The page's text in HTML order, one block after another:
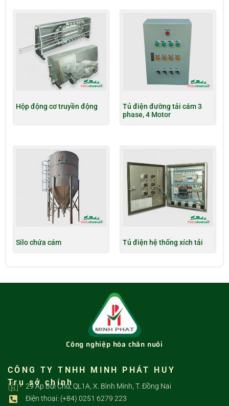
Hộp động cơ truyền động
Tủ điện đường tải cám 3
phase, 4 Motor
Silo chứa cám Tủ điện hệ thống xích tải
Công nghiệp hóa chăn nuôi
CÔNG TY TNHH MINH PHÁT HUY
Trụ sở chính
29 Ấp Bùi Chu, QL1A, X. Bình Minh, T. Đồng Nai
Điện thoại: (+84) 0251 6279 223